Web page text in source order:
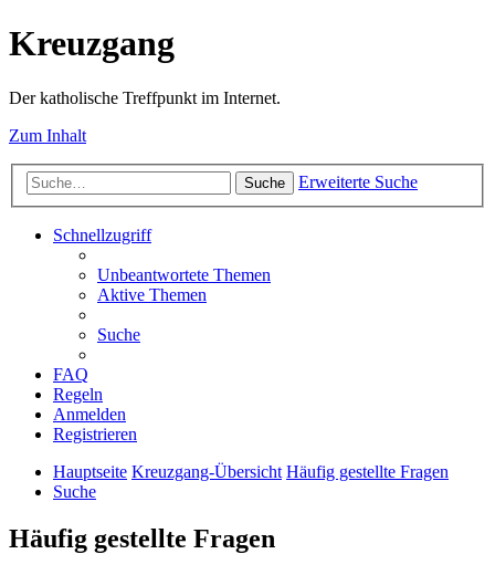
Kreuzgang
Der katholische Treffpunkt im Internet.
Zum Inhalt
Suche Erweiterte Suche
Schnellzugriff
Unbeantwortete Themen
Aktive Themen
Suche
FAQ
Regeln
Anmelden
Registrieren
Hauptseite Kreuzgang-Übersicht Häufig gestellte Fragen
Suche
Häufig gestellte Fragen